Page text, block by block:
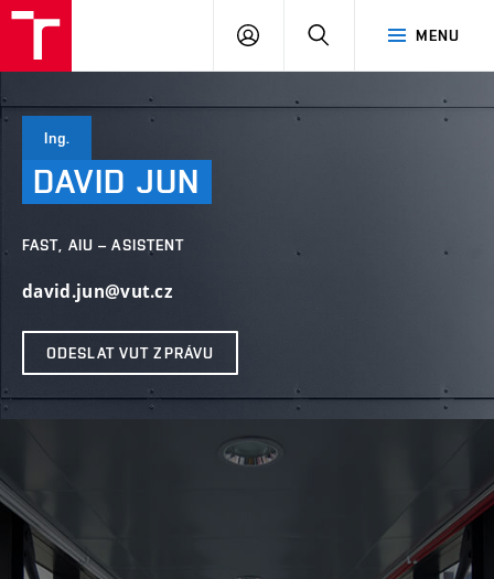
MENU
PŘIHLÁSIT
Ing.
DAVID JUN
FAST, AIU – ASISTENT
david.jun@vut.cz
ODESLAT VUT ZPRÁVU